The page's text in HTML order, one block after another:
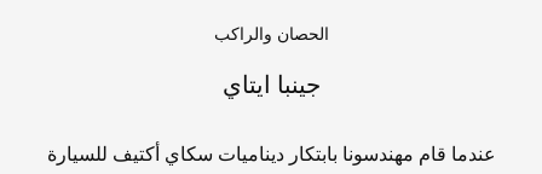
الحصان والراكب
جينبا ايتاي
عندما قام مهندسونا بابتكار ديناميات سكاي أكتيف للسيارة